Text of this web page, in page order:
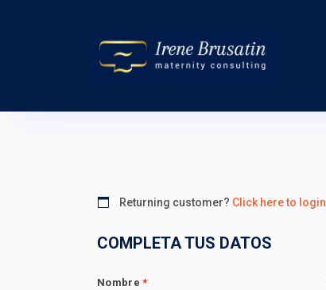
Returning customer? Click here to login
COMPLETA TUS DATOS
Nombre*